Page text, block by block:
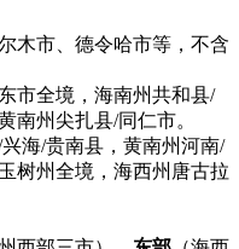
木市、德令哈市等，不含
市全境，海南州共和县/
南州尖扎县/同仁市。
兴海/贵南县，黄南州河南/
树州全境，海西州唐古拉